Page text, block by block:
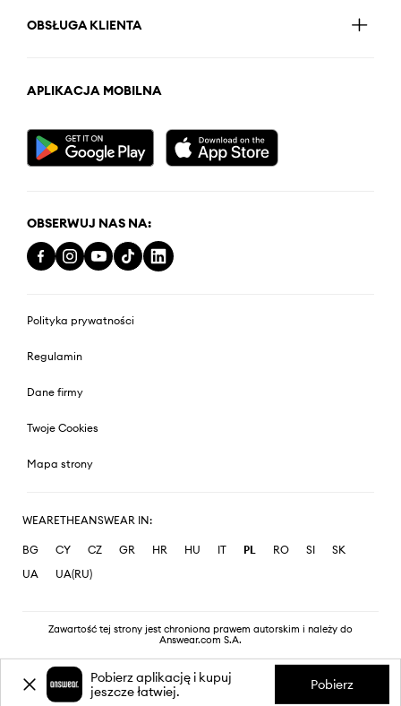
OBSŁUGA KLIENTA
APLIKACJA MOBILNA
OBSERWUJ NAS NA:
Polityka prywatności
Regulamin
Dane firmy
Twoje Cookies
Mapa strony
WEARETHEANSWEAR IN:
BG CY CZ GR HR HU IT PL RO SI
SK
UA
UA(RU)
Zawartość tej strony jest chroniona prawem autorskim i należy do
Answear.com S.A.
Pobierz aplikację i kupuj
jeszcze łatwiej.
Pobierz